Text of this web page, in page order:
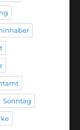
Sonntag